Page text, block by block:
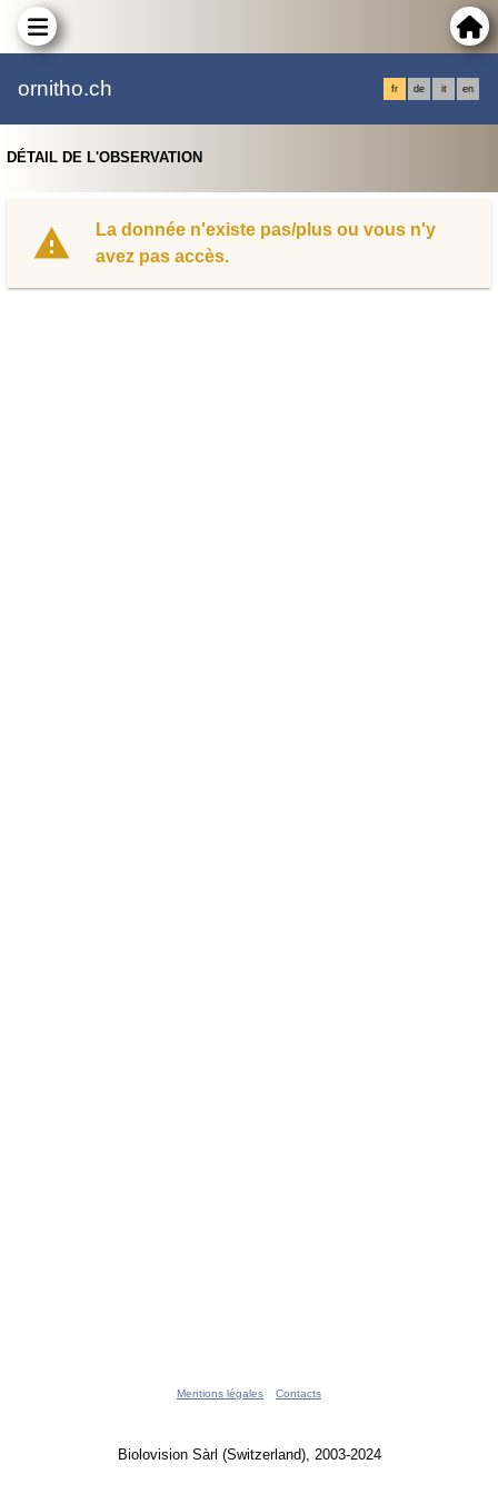
ornitho.ch fr de it en
DÉTAIL DE L'OBSERVATION
La donnée n'existe pas/plus ou vous n'y
avez pas accès.
Mentions légales Contacts
Biolovision Sàrl (Switzerland), 2003-2024